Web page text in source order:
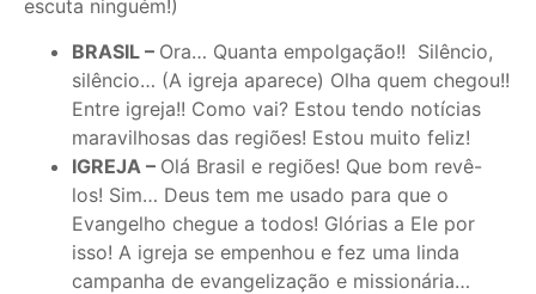
escuta ninguém!)
BRASIL – Ora… Quanta empolgação!! Silêncio,
silêncio… (A igreja aparece) Olha quem chegou!!
Entre igreja!! Como vai? Estou tendo notícias
maravilhosas das regiões! Estou muito feliz!
IGREJA – Olá Brasil e regiões! Que bom revê-
los! Sim… Deus tem me usado para que o
Evangelho chegue a todos! Glórias a Ele por
isso! A igreja se empenhou e fez uma linda
campanha de evangelização e missionária…